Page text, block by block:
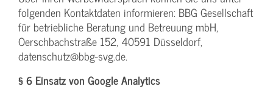
folgenden Kontaktdaten informieren: BBG Gesellschaft
für betriebliche Beratung und Betreuung mbH,
Oerschbachstraße 152, 40591 Düsseldorf,
datenschutz@bbg-svg.de.
§ 6 Einsatz von Google Analytics